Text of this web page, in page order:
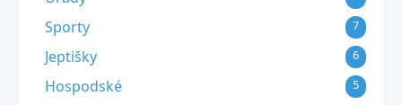
Sporty 7
Jeptišky 6
Hospodské 5